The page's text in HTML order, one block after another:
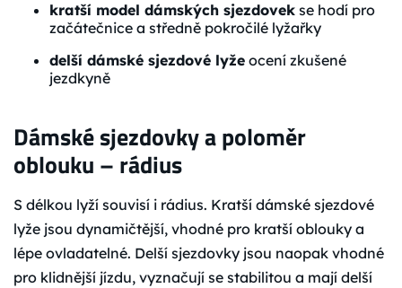
kratší model dámských sjezdovek se hodí pro
začátečnice a středně pokročilé lyžařky
delší dámské sjezdové lyže ocení zkušené
jezdkyně
Dámské sjezdovky a poloměr
oblouku – rádius
S délkou lyží souvisí i rádius. Kratší dámské sjezdové
lyže jsou dynamičtější, vhodné pro kratší oblouky a
lépe ovladatelné. Delší sjezdovky jsou naopak vhodné
pro klidnější jízdu, vyznačují se stabilitou a mají delší